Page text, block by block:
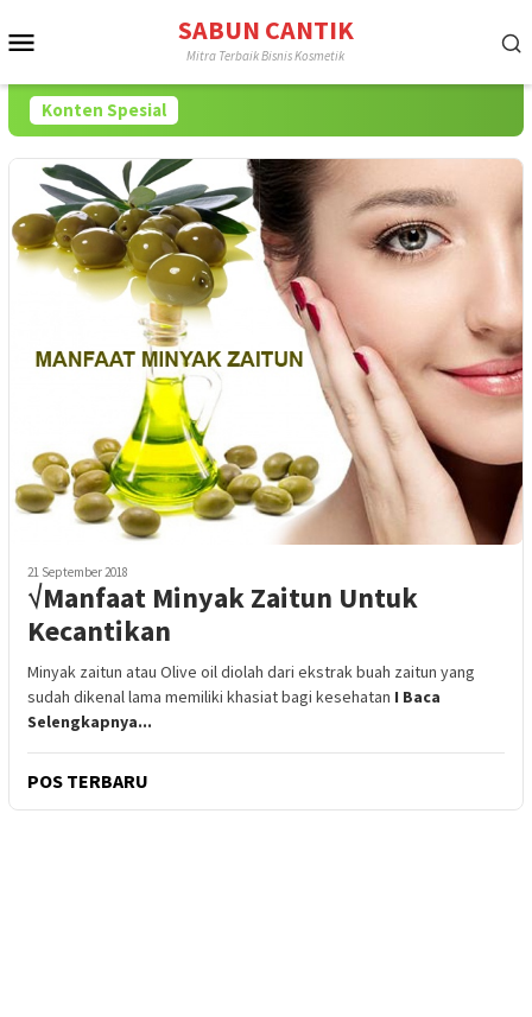
ke
SABUN CANTIK
Mitra Terbaik Bisnis Kosmetik
Konten Spesial
21 September 2018
√Manfaat Minyak Zaitun Untuk
Kecantikan
Minyak zaitun atau Olive oil diolah dari ekstrak buah zaitun yang
sudah dikenal lama memiliki khasiat bagi kesehatan I Baca
Selengkapnya...
POS TERBARU